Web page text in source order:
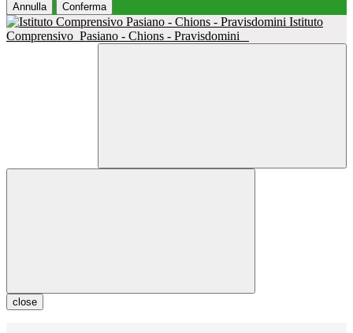
Annulla Conferma
Istituto
Comprensivo Pasiano - Chions - Pravisdomini
close